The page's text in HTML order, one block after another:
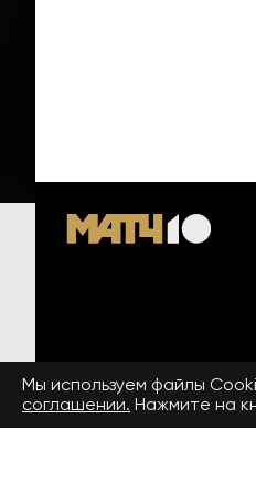
© 2026 «ООО
спортивный телеканал»
Мы используем файлы
соглашении. Нажмите на